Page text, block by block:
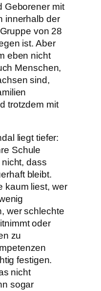
Geborener mit
innerhalb der
von 28
ist. Aber
eben nicht
Menschen,
sind,
trotzdem mit
liegt tiefer:
Schule
dass
bleibt.
kaum liest, wer
wer schlechte
oder
zu
festigen.
nicht
sogar